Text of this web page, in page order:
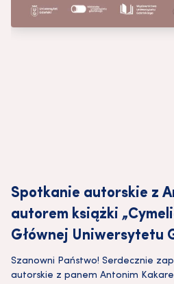
Spotkanie autorskie z
autorem książki
Głównej Uniwersytetu
Szanowni Państwo! Serdecznie
autorskie z panem Antonim